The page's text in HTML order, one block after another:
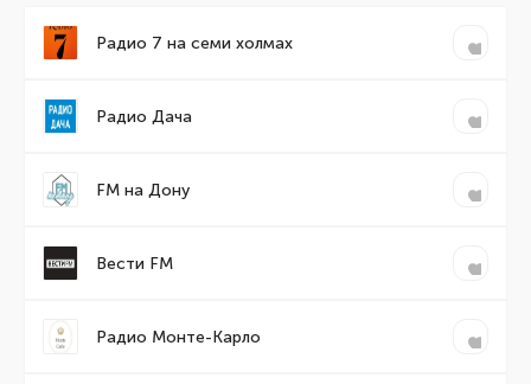
Радио 7 на семи холмах
Радио Дача
FM на Дону
Вести FM
Радио Монте-Карло